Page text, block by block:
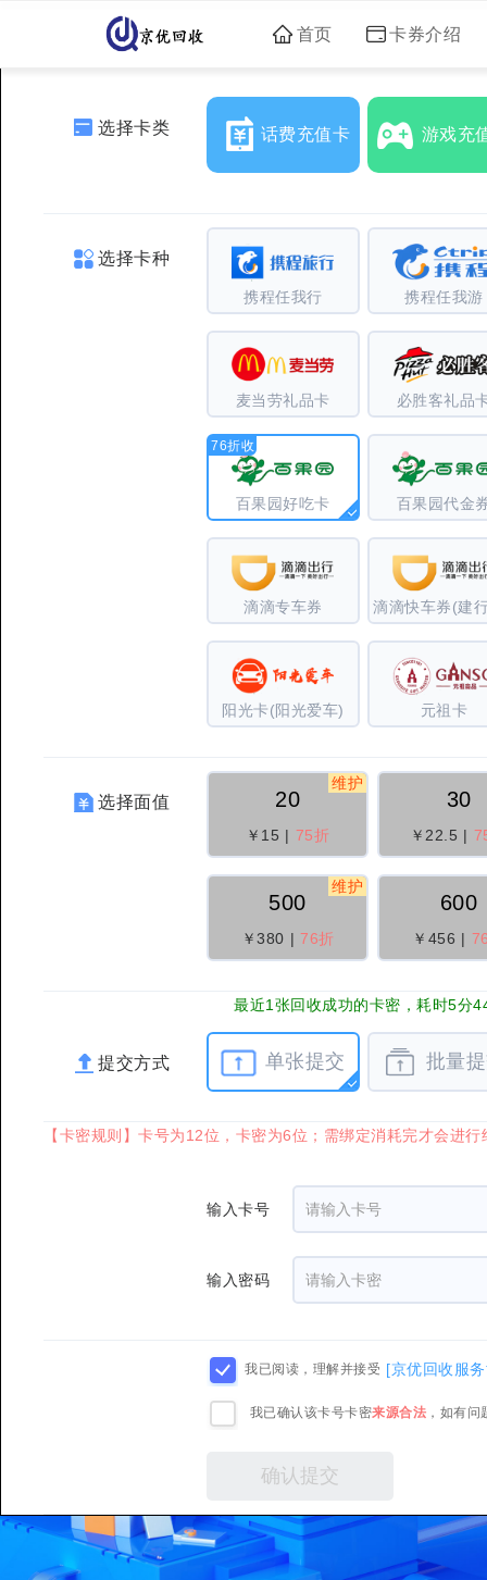
首页 卡券介绍
选择卡类 话费充值卡 游戏充
选择卡种
携程任我行 携程任我游
麦当劳礼品卡 必胜客礼品
百果园好吃卡
76折收
百果园代金
滴滴专车券
阳光卡(阳光爱车) 元祖卡
选择面值 20
￥15 | 75折
维护
30
￥22.5 |
500
￥380 | 76折
维护
600
￥456 |
最近1张回收成功的卡密，耗时5分
提交方式 单张提交 批量
【卡密规则】卡号为12位，卡密为6位；需绑定消耗完才会进
输入卡号
输入密码
我已阅读，理解并接受 [京优回收服
我已确认该卡号卡密来源合法 ，如有